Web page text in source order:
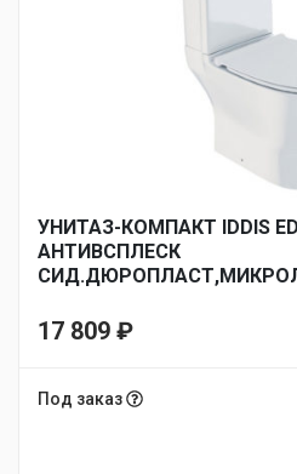
УНИТАЗ-КОМПАКТ IDDIS
АНТИВСПЛЕСК
17 809 ₽
Под заказ